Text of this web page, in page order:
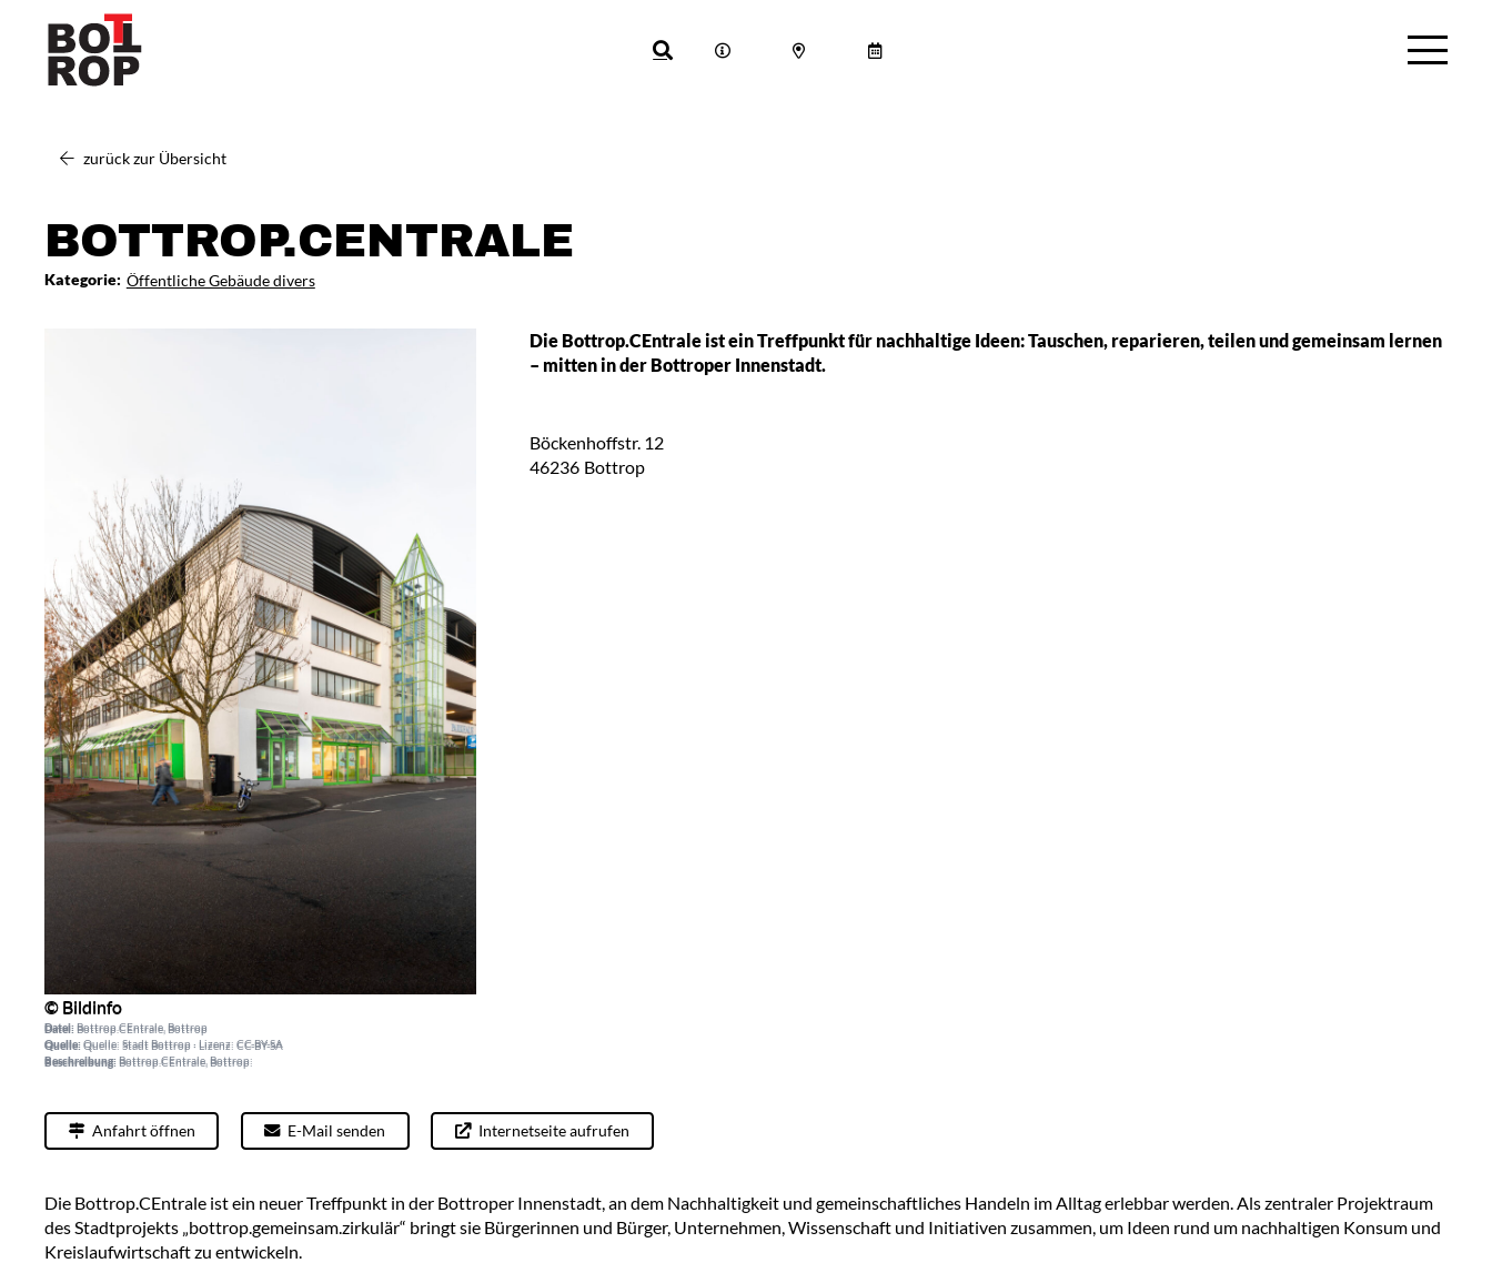
zurück zur Übersicht
BOTTROP.CENTRALE
Kategorie: Öffentliche Gebäude divers
© Bildinfo
Datei: Bottrop.CEntrale, Bottrop
Quelle: Quelle: Stadt Bottrop · Lizenz: CC-BY-SA
Beschreibung: Bottrop.CEntrale, Bottrop:
© Bildinfo
Datei: Bottrop.CEntrale, Bottrop
Quelle: Quelle: Stadt Bottrop · Lizenz: CC-BY-SA
Beschreibung: Bottrop.CEntrale, Bottrop:
Die Bottrop.CEntrale ist ein Treffpunkt für nachhaltige Ideen: Tauschen, reparieren, teilen und gemeinsam lernen
– mitten in der Bottroper Innenstadt.
Böckenhoffstr. 12
46236 Bottrop
Anfahrt öffnen E-Mail senden Internetseite aufrufen
Die Bottrop.CEntrale ist ein neuer Treffpunkt in der Bottroper Innenstadt, an dem Nachhaltigkeit und gemeinschaftliches Handeln im Alltag erlebbar werden. Als zentraler Projektraum
des Stadtprojekts „bottrop.gemeinsam.zirkulär“ bringt sie Bürgerinnen und Bürger, Unternehmen, Wissenschaft und Initiativen zusammen, um Ideen rund um nachhaltigen Konsum und
Kreislaufwirtschaft zu entwickeln.